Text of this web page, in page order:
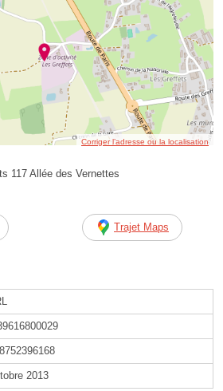
Corriger l’adresse ou la localisation
117 Allée des Vernettes
Trajet Maps
2013